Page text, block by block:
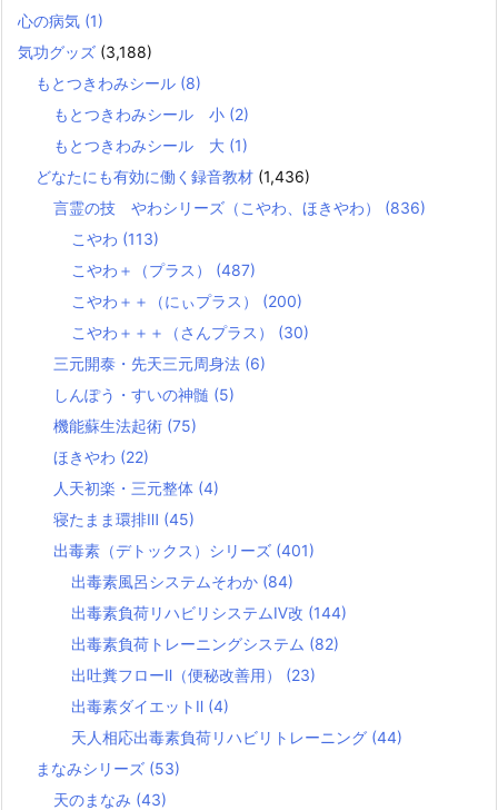
心の病気 (1)
気功グッズ (3,188)
もとつきわみシール (8)
もとつきわみシール 小 (2)
もとつきわみシール 大 (1)
どなたにも有効に働く録音教材 (1,436)
言霊の技 やわシリーズ（こやわ、ほきやわ） (836)
こやわ (113)
こやわ＋（プラス） (487)
こやわ＋＋（にぃプラス） (200)
こやわ＋＋＋（さんプラス） (30)
三元開泰・先天三元周身法 (6)
しんぽう・すいの神髄 (5)
機能蘇生法起術 (75)
ほきやわ (22)
人天初楽・三元整体 (4)
寝たまま環排Ⅲ (45)
出毒素（デトックス）シリーズ (401)
出毒素風呂システムそわか (84)
出毒素負荷リハビリシステムⅣ改 (144)
出毒素負荷トレーニングシステム (82)
出吐糞フローⅡ（便秘改善用） (23)
出毒素ダイエットⅡ (4)
天人相応出毒素負荷リハビリトレーニング (44)
まなみシリーズ (53)
天のまなみ (43)